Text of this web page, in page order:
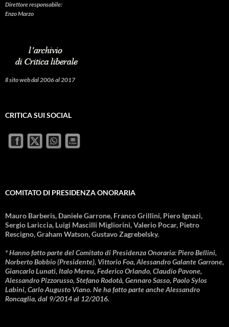
Direttore responsabile:
Enzo Marzo
Il sito web dal 2006 al 2017
CRITICA SUI SOCIAL
COMITATO DI PRESIDENZA ONORARIA
Mauro Barberis, Daniele Garrone, Franco Grillini, Piero Ignazi,
Sergio Lariccia, Luigi Mascilli Migliorini, Valerio Pocar, Pietro
Rescigno, Graham Watson, Gustavo Zagrebelsky.
* Hanno fatto parte del Comitato di Presidenza Onoraria: Piero Bellini,
Norberto Bobbio (Presidente), Vittorio Foa, Alessandro Galante Garrone,
Giancarlo Lunati, Italo Mereu, Federico Orlando, Claudio Pavone,
Alessandro Pizzorusso, Stefano Rodotà, Gennaro Sasso, Paolo Sylos
Labini, Carlo Augusto Viano. Ne ha fatto parte anche Alessandro
Roncaglia, dal 9/2014 al 12/2016.